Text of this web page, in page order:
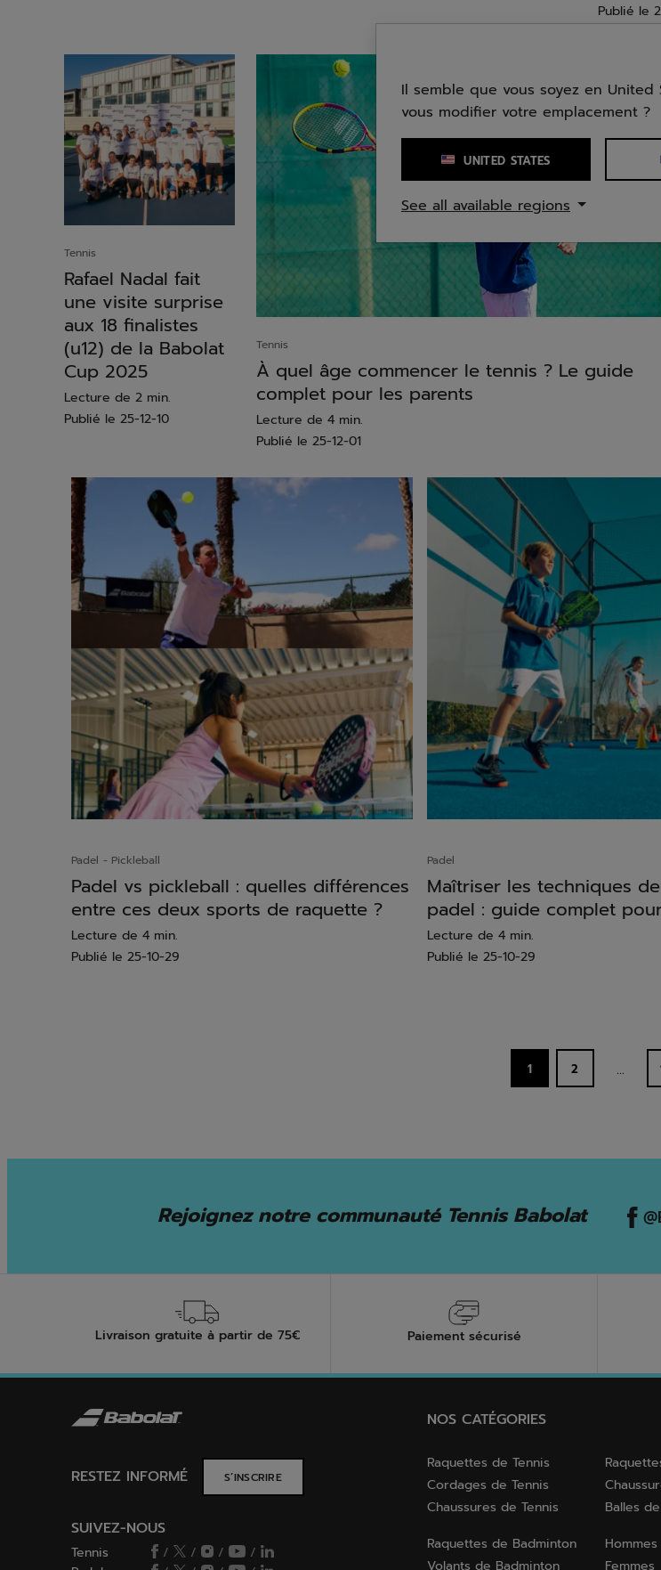
Publié le
Tennis
Rafael Nadal fait
une visite surprise
aux 18 finalistes
(u12) de la Babolat
Cup 2025
Lecture de 2 min.
Publié le 25-12-10
Tennis
À quel âge commencer le tennis ? Le guide
complet pour les parents
Lecture de 4 min.
Publié le 25-12-01
Padel Pickleball
Padel vs pickleball : quelles différences
entre ces deux sports de raquette ?
Lecture de 4 min.
Publié le 25-10-29
Padel
Maîtriser les techniques
padel : guide complet
Lecture de 4 min.
Publié le 25-10-29
1 2 ...
Rejoignez notre communauté Tennis Babolat
Livraison gratuite à partir de 75€ Paiement sécurisé
RESTEZ INFORMÉ S’INSCRIRE
SUIVEZ-NOUS
Tennis / / /
/
NOS CATÉGORIES
Raquettes de Tennis
Cordages de Tennis
Chaussures de Tennis
Balles
Raquettes de Badminton
Volants de Badminton
Hommes
Femmes
Il semble que vous soyez en United
vous modifier votre emplacement ?
UNITED STATES
See all available regions